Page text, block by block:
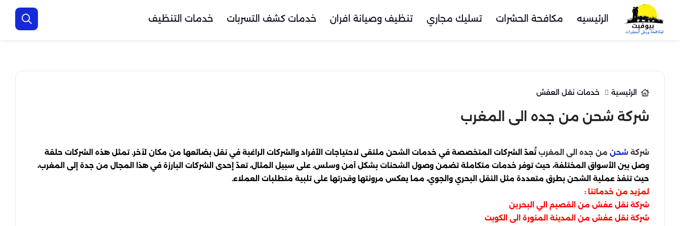
الرئيسيه مكافحة الحشرات تسليك مجاري تنظيف وصيانة افران خدمات كشف التسربات خدمات التنظيف
الرئيسية خدمات نقل العفش
شركة شحن من جده الى المغرب
شركة شحن من جده الى المغربتُعدّ الشركات المتخصصة في خدمات الشحن ملتقى لاحتياجات الأفراد والشركات الراغبة في نقل بضائعها من مكان لآخر. تمثل هذه الشركات حلقة
وصل بين الأسواق المختلفة، حيث توفر خدمات متكاملة تضمن وصول الشحنات بشكل آمن وسلس. على سبيل المثال، تعدّ إحدى الشركات البارزة في هذا المجال من جدة إلى المغرب،
حيث تنفذ عملية الشحن بطرق متعددة مثل النقل البحري والجوي، مما يعكس مرونتها وقدرتها على تلبية متطلبات العملاء.
لمزيد من خدماتنا :
شركة نقل عفش من القصيم الي البحرين
شركة نقل عفش من المدينة المنورة الى الكويت